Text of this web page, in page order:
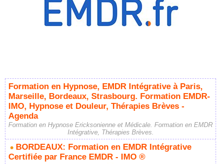
Formation en Hypnose, EMDR Intégrative à Paris,
Marseille, Bordeaux, Strasbourg. Formation EMDR-
IMO, Hypnose et Douleur, Thérapies Brèves -
Agenda
Formation en Hypnose Ericksonienne et Médicale. Formation en EMDR
Intégrative, Thérapies Brèves.
BORDEAUX: Formation en EMDR Intégrative
Certifiée par France EMDR - IMO ®